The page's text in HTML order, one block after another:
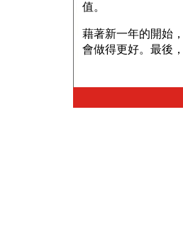
值。
藉著新一年的開始
會做得更好。最後